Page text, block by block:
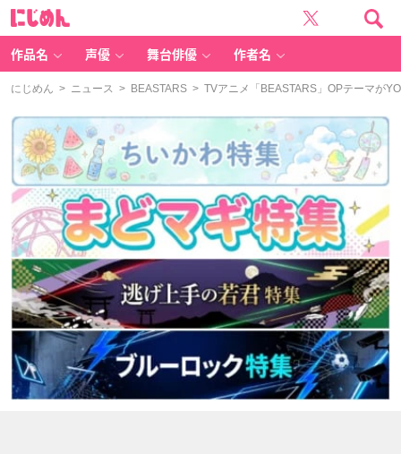
作品名 声優 舞台俳優 作者名
にじめん > ニュース > BEASTARS > TVアニメ「BEASTARS」OPテーマが